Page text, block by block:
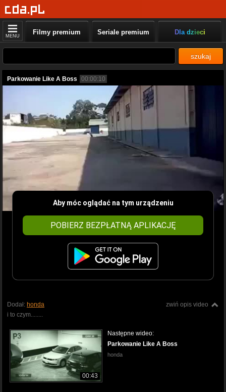
MENU Filmy premium Seriale premium Dla dzieci
szukaj
Parkowanie Like A Boss 00:00:10
Aby móc oglądać na tym urządzeniu
POBIERZ BEZPŁATNĄ APLIKACJĘ
zwiń opis video
Dodał: honda
i to czym........
00:43
Następne wideo:
Parkowanie Like A Boss
honda